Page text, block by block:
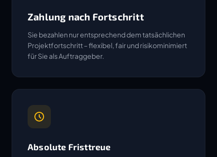
Zahlung nach Fortschritt
Sie bezahlen nur entsprechend dem tatsächlichen
Projektfortschritt – flexibel, fair und risikominimiert
für Sie als Auftraggeber.
Absolute Fristtreue